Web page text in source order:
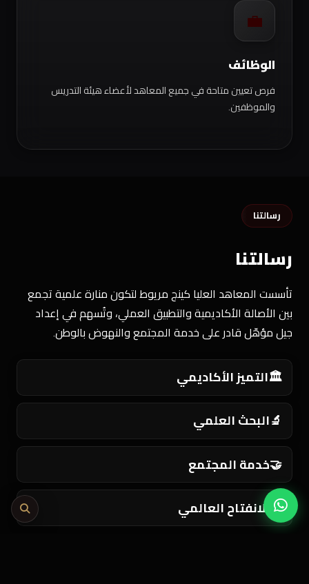
💼
الوظائف
فرص تعيين متاحة في جميع المعاهد لأعضاء هيئة التدريس
والموظفين.
رسالتنا
رسالتنا
تأسست المعاهد العليا كينج مريوط لتكون منارة علمية تجمع
بين الأصالة الأكاديمية والتطبيق العملي، وتُسهم في إعداد
جيل مؤهّل قادر على خدمة المجتمع والنهوض بالوطن.
🏛️التميز الأكاديمي
🔬 البحث العلمي
🤝خدمة المجتمع
🌍 الانفتاح العالمي